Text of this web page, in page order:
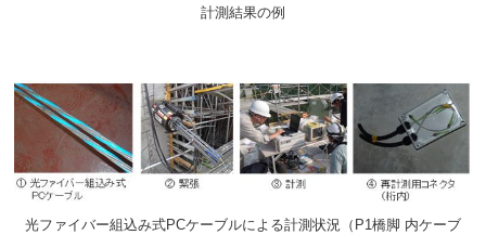
計測結果の例
光ファイバー組込み式PCケーブルによる計測状況（P1橋脚 内ケーブ